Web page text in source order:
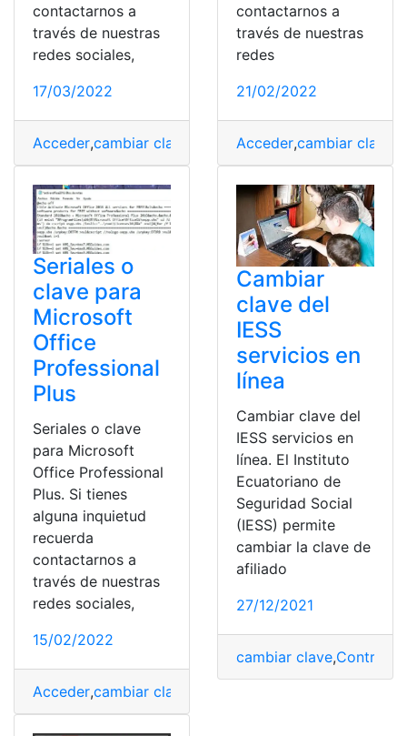
contactarnos a
través de nuestras
redes sociales,
17/03/2022
Acceder,cambiar clave Consulta,Microsoft,
contactarnos a
través de nuestras
redes
21/02/2022
Acceder,cambiar clave
Seriales o
clave para
Microsoft
Office
Professional
Plus
Seriales o clave
para Microsoft
Office Professional
Plus. Si tienes
alguna inquietud
recuerda
contactarnos a
través de nuestras
redes sociales,
15/02/2022
Acceder,cambiar clave
Cambiar
clave del
IESS
servicios en
línea
Cambiar clave del
IESS servicios en
línea. El Instituto
Ecuatoriano de
Seguridad Social
(IESS) permite
cambiar la clave de
afiliado
27/12/2021
cambiar clave,